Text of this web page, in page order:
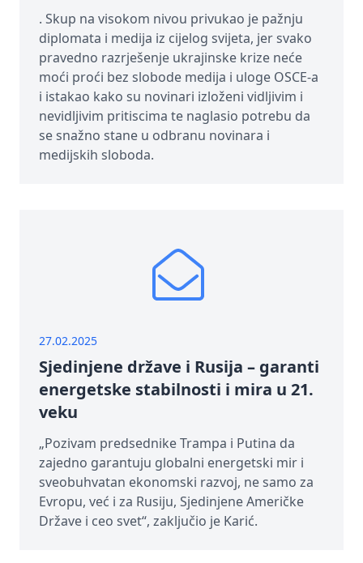
. Skup na visokom nivou privukao je pažnju
diplomata i medija iz cijelog svijeta, jer svako
pravedno razrješenje ukrajinske krize neće
moći proći bez slobode medija i uloge OSCE-a
i istakao kako su novinari izloženi vidljivim i
nevidljivim pritiscima te naglasio potrebu da
se snažno stane u odbranu novinara i
medijskih sloboda.
27.02.2025
Sjedinjene države i Rusija – garanti
energetske stabilnosti i mira u 21.
veku
„Pozivam predsednike Trampa i Putina da
zajedno garantuju globalni energetski mir i
sveobuhvatan ekonomski razvoj, ne samo za
Evropu, već i za Rusiju, Sjedinjene Američke
Države i ceo svet“, zaključio je Karić.